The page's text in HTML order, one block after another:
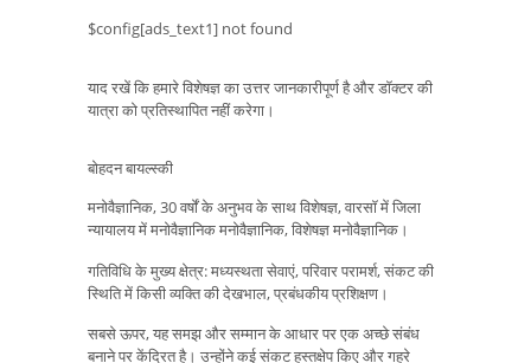
$config[ads_text1] not found
याद रखें कि हमारे विशेषज्ञ का उत्तर जानकारीपूर्ण है और डॉक्टर की
यात्रा को प्रतिस्थापित नहीं करेगा।
बोहदन बायल्स्की
मनोवैज्ञानिक, 30 वर्षों के अनुभव के साथ विशेषज्ञ, वारसॉ में जिला
न्यायालय में मनोवैज्ञानिक मनोवैज्ञानिक, विशेषज्ञ मनोवैज्ञानिक।
गतिविधि के मुख्य क्षेत्र: मध्यस्थता सेवाएं, परिवार परामर्श, संकट की
स्थिति में किसी व्यक्ति की देखभाल, प्रबंधकीय प्रशिक्षण।
सबसे ऊपर, यह समझ और सम्मान के आधार पर एक अच्छे संबंध
बनाने पर केंद्रित है। उन्होंने कई संकट हस्तक्षेप किए और गहरे